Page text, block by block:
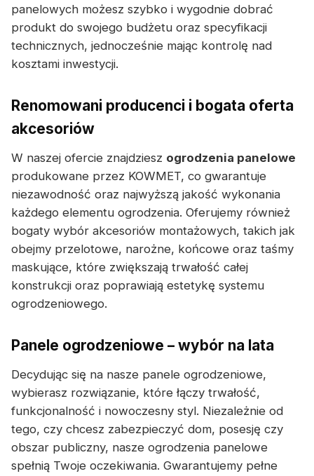
panelowych możesz szybko i wygodnie dobrać
produkt do swojego budżetu oraz specyfikacji
technicznych, jednocześnie mając kontrolę nad
kosztami inwestycji.
Renomowani producenci i bogata oferta
akcesoriów
W naszej ofercie znajdziesz ogrodzenia panelowe
produkowane przez KOWMET, co gwarantuje
niezawodność oraz najwyższą jakość wykonania
każdego elementu ogrodzenia. Oferujemy również
bogaty wybór akcesoriów montażowych, takich jak
obejmy przelotowe, narożne, końcowe oraz taśmy
maskujące, które zwiększają trwałość całej
konstrukcji oraz poprawiają estetykę systemu
ogrodzeniowego.
Panele ogrodzeniowe – wybór na lata
Decydując się na nasze panele ogrodzeniowe,
wybierasz rozwiązanie, które łączy trwałość,
funkcjonalność i nowoczesny styl. Niezależnie od
tego, czy chcesz zabezpieczyć dom, posesję czy
obszar publiczny, nasze ogrodzenia panelowe
spełnią Twoje oczekiwania. Gwarantujemy pełne